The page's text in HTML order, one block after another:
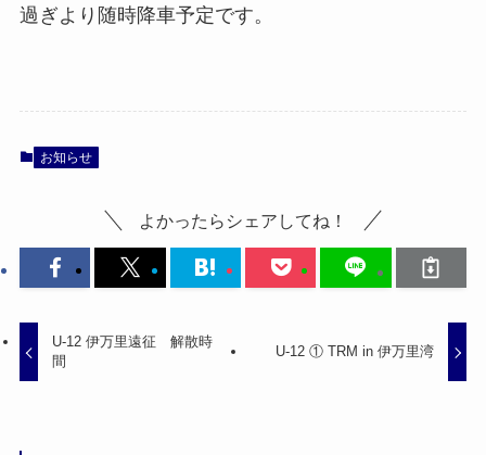
過ぎより随時降車予定です。
お知らせ
よかったらシェアしてね！
U-12 伊万里遠征 解散時
間
U-12 ① TRM in 伊万里湾